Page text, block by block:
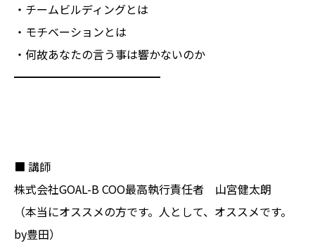
・チームビルディングとは
・モチベーションとは
・何故あなたの言う事は響かないのか
━━━━━━━━━━━━━
■ 講師
株式会社GOAL-B COO最高執行責任者 山宮健太朗
（本当にオススメの方です。人として、オススメです。
by豊田）